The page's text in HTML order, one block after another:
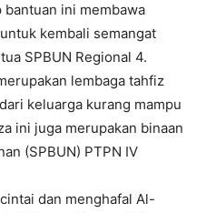
bantuan ini membawa
kembali semangat
SPBUN Regional 4.
lembaga tahfiz
keluarga kurang mampu
ini juga merupakan binaan
(SPBUN) PTPN IV
dan menghafal Al-